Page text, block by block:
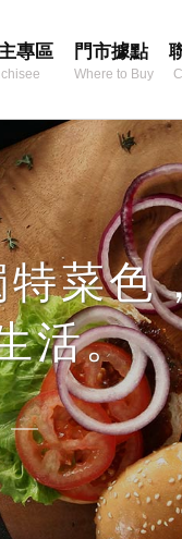
專區 門市據點
Where to Buy
菜色
活。